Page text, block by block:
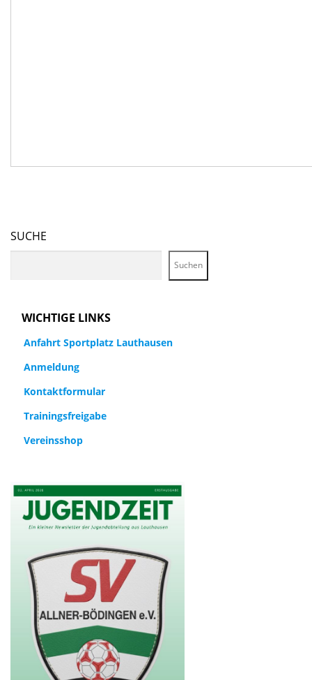
SUCHE
Suchen
WICHTIGE LINKS
Anfahrt Sportplatz Lauthausen
Anmeldung
Kontaktformular
Trainingsfreigabe
Vereinsshop